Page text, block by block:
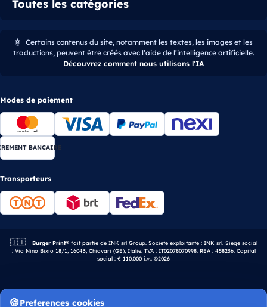
Toutes les catégories
🤖 Certains contenus du site, notamment les textes, les images et les
traductions, peuvent être créés avec l’aide de l’intelligence artificielle.
Découvrez comment nous utilisons l’IA
Modes de paiement
BANCAIRE
Transporteurs
🇮🇹 Entreprise italienne.
Burger Print®fait partie de INK srl Group. Societe exploitante : INK srl. Siege social
: Via Nino Bixio 18/1, 16043, Chiavari (GE), Italie. TVA : IT02078070998. REA : 458236. Capital
social : € 110.000 i.v.. ©2026
Preferences cookies